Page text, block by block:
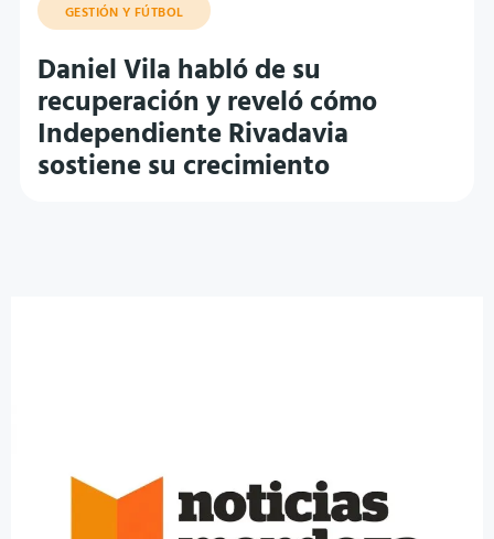
GESTIÓN Y FÚTBOL
Daniel Vila habló de su
recuperación y reveló cómo
Independiente Rivadavia
sostiene su crecimiento